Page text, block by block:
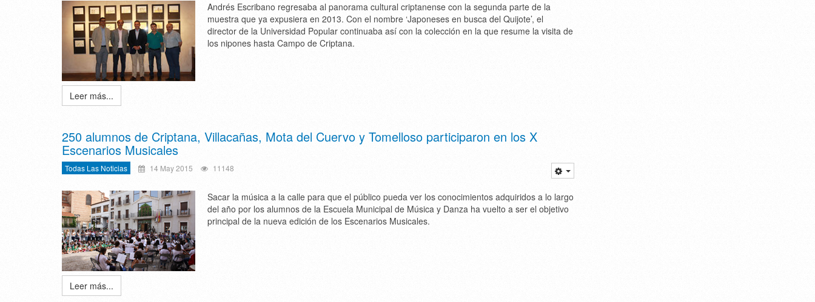
Andrés Escribano regresaba al panorama cultural criptanense con la segunda parte de la
muestra que ya expusiera en 2013. Con el nombre ‘Japoneses en busca del Quijote’, el
director de la Universidad Popular continuaba así con la colección en la que resume la visita de
los nipones hasta Campo de Criptana.
Leer más...
250 alumnos de Criptana, Villacañas, Mota del Cuervo y Tomelloso participaron en los X
Escenarios Musicales
Todas Las Noticias 14 May 2015 11148
Sacar la música a la calle para que el público pueda ver los conocimientos adquiridos a lo largo
del año por los alumnos de la Escuela Municipal de Música y Danza ha vuelto a ser el objetivo
principal de la nueva edición de los Escenarios Musicales.
Leer más...